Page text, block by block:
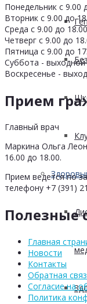
Понедельник с 9.00
Вторник с 9.00 до
Среда с 9.00 до 18.00
Четверг с 9.00 до
Пятница с 9.00 до
Суббота - выходной
Воскресенье -
Прием
Главный врач
Маркина Ольга
16.00 до 18.00.
Прием ведется по
телефону +7 (391)
Полезные
Главная
Новости
Контакты
Обратная
Согласие на
Политика